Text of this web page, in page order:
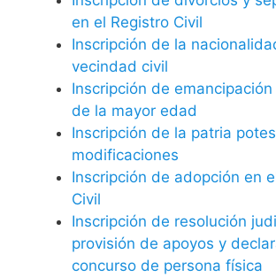
en el Registro Civil
Inscripción de la
vecindad civil
Inscripción de
de la mayor edad
Inscripción de la patria
modificaciones
Inscripción de adopción en
Civil
Inscripción de resolución
provisión de apoyos y
concurso de persona física